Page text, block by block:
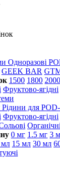
Одноразові
GEEK BAR
1500 1800 2000
Фруктово-ягідні
Рідини для
Фруктово-ягідні
Органічні
0 мг 1.5 мг 3
мл 15 мл 30 мл